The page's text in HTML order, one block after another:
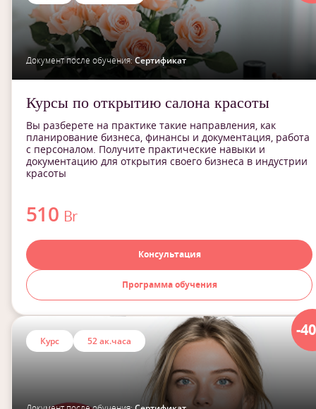
Документ после обучения:Сертификат
Курсы по открытию салона красоты
Вы разберете на практике такие направления, как
планирование бизнеса, финансы и документация, работа
с персоналом. Получите практические навыки и
документацию для открытия своего бизнеса в индустрии
красоты
510 Br
Консультация
Программа обучения
-
Курс 52 ак.часа